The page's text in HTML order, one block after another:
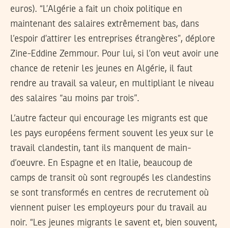
euros). “L’Algérie a fait un choix politique en
maintenant des salaires extrêmement bas, dans
l’espoir d’attirer les entreprises étrangères”, déplore
Zine-Eddine Zemmour. Pour lui, si l’on veut avoir une
chance de retenir les jeunes en Algérie, il faut
rendre au travail sa valeur, en multipliant le niveau
des salaires “au moins par trois”.
L’autre facteur qui encourage les migrants est que
les pays européens ferment souvent les yeux sur le
travail clandestin, tant ils manquent de main-
d’oeuvre. En Espagne et en Italie, beaucoup de
camps de transit où sont regroupés les clandestins
se sont transformés en centres de recrutement où
viennent puiser les employeurs pour du travail au
noir. “Les jeunes migrants le savent et, bien souvent,